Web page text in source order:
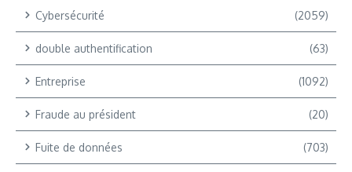
Cybersécurité (2059)
double authentification (63)
Entreprise (1092)
Fraude au président (20)
Fuite de données (703)